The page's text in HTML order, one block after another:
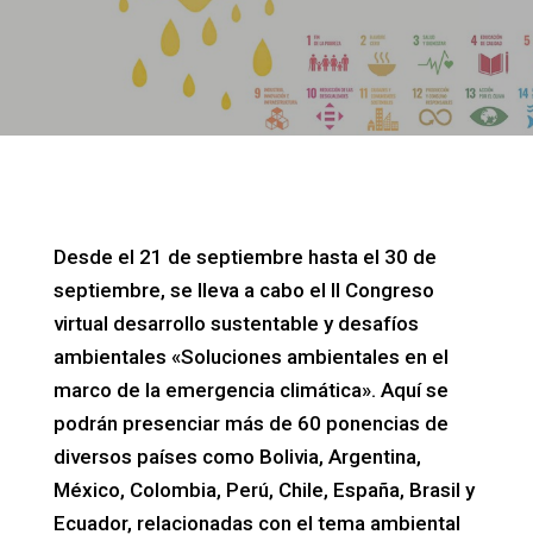
Desde el 21 de septiembre hasta el 30 de
septiembre, se lleva a cabo el II Congreso
virtual desarrollo sustentable y desafíos
ambientales «Soluciones ambientales en el
marco de la emergencia climática». Aquí se
podrán presenciar más de 60 ponencias de
diversos países como Bolivia, Argentina,
México, Colombia, Perú, Chile, España, Brasil y
Ecuador, relacionadas con el tema ambiental